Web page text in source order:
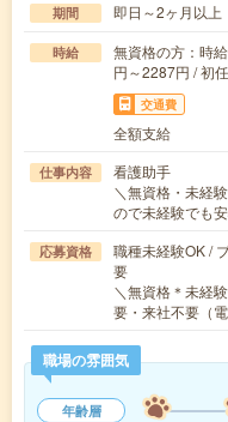
期間 即日～2ヶ月以上
時給
無資格の方：時
円～2287円 / 初
交通費
全額支給
仕事内容
看護助手
＼無資格・未経
ので未経験でも
応募資格
職種未経験OK /
要
＼無資格＊未経
要・来社不要（
職場の雰囲気
年齢層